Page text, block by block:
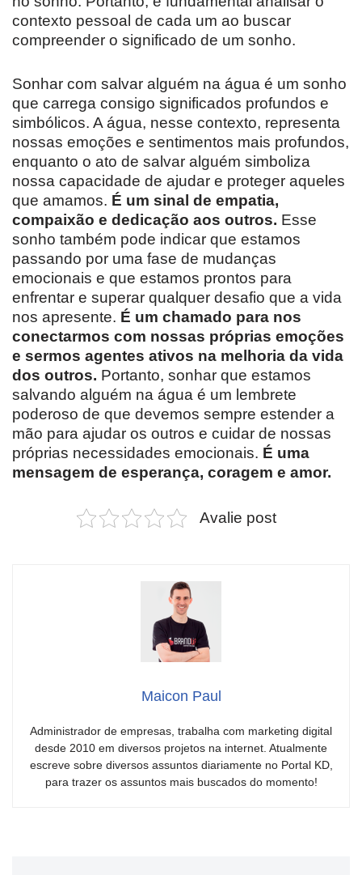
contexto pessoal de cada um ao buscar
compreender o significado de um sonho.
Sonhar com salvar alguém na água é um sonho
que carrega consigo significados profundos e
simbólicos. A água, nesse contexto, representa
nossas emoções e sentimentos mais profundos,
enquanto o ato de salvar alguém simboliza
nossa capacidade de ajudar e proteger aqueles
que amamos. É um sinal de empatia,
compaixão e dedicação aos outros. Esse
sonho também pode indicar que estamos
passando por uma fase de mudanças
emocionais e que estamos prontos para
enfrentar e superar qualquer desafio que a vida
nos apresente. É um chamado para nos
conectarmos com nossas próprias emoções
e sermos agentes ativos na melhoria da vida
dos outros. Portanto, sonhar que estamos
salvando alguém na água é um lembrete
poderoso de que devemos sempre estender a
mão para ajudar os outros e cuidar de nossas
próprias necessidades emocionais. É uma
mensagem de esperança, coragem e amor.
Avalie post
Maicon Paul
Administrador de empresas, trabalha com marketing digital
desde 2010 em diversos projetos na internet. Atualmente
escreve sobre diversos assuntos diariamente no Portal KD,
para trazer os assuntos mais buscados do momento!